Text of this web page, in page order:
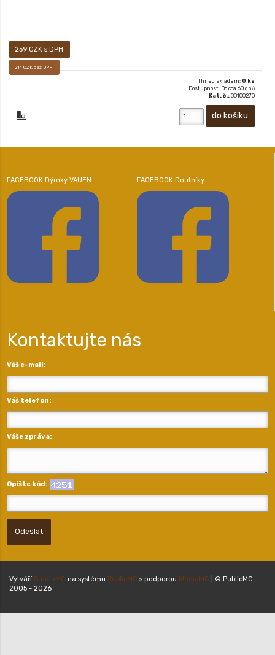
259 CZK s DPH
214 CZK bez DPH
Ihned skladem: 0 ks
Dostupnost: Do cca 60 dnů
Kat. č.: 00100270
FACEBOOK Dýmky VAUEN FACEBOOK Doutníky
Kontaktujte nás
Váš e-mail:
Váš telefon:
Váše zpráva:
Opište kód:
Odeslat
Vytváří StudioMC na systému PublicMC s podporou MediaMC | © PublicMC
2005 - 2026